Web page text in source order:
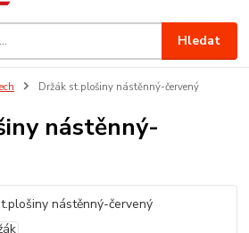
Hledat
Držák st.plošiny nástěnný-červený
nástěnný-